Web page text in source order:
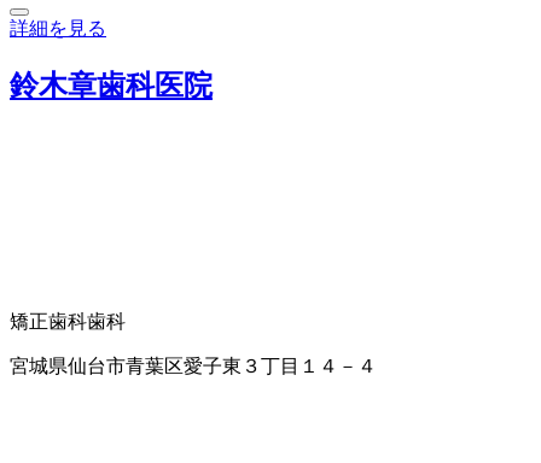
詳細を見る
鈴木章歯科医院
矯正歯科歯科
宮城県仙台市青葉区愛子東３丁目１４－４